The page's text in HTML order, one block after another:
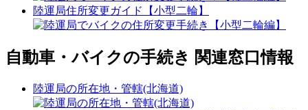
陸運局住所変更ガイド【小型二輪】
自動車・バイクの手続き 関連窓口情報
陸運局の所在地・管轄(北海道)